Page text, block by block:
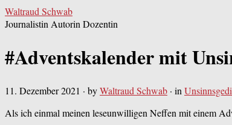
Waltraud Schwab
Journalistin Autorin Dozentin
#Adventskalender mit
11. Dezember 2021 · byWaltraud Schwab · in
Als ich einmal meinen leseunwilligen Neffen mit einem